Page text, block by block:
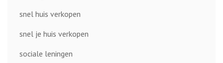
snel huis verkopen
snel je huis verkopen
sociale leningen